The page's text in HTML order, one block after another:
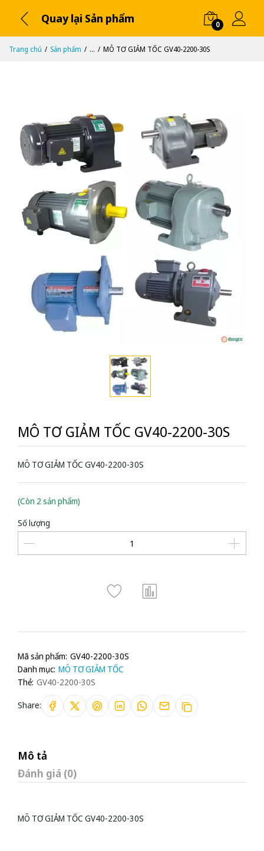
Quay lại Sản phẩm 0
Trang chủ Sản phẩm ... MÔ TƠ GIẢM TỐC GV40-2200-30S
MÔ TƠ GIẢM TỐC GV40-2200-30S
MÔ TƠ GIẢM TỐC GV40-2200-30S
(Còn 2 sản phẩm)
Số lượng
Mã sản phẩm: GV40-2200-30S
Danh mục: MÔ TƠ GIẢM TỐC
Thẻ: GV40-2200-30S
Share:
Mô tả
Đánh giá (0)
MÔ TƠ GIẢM TỐC GV40-2200-30S